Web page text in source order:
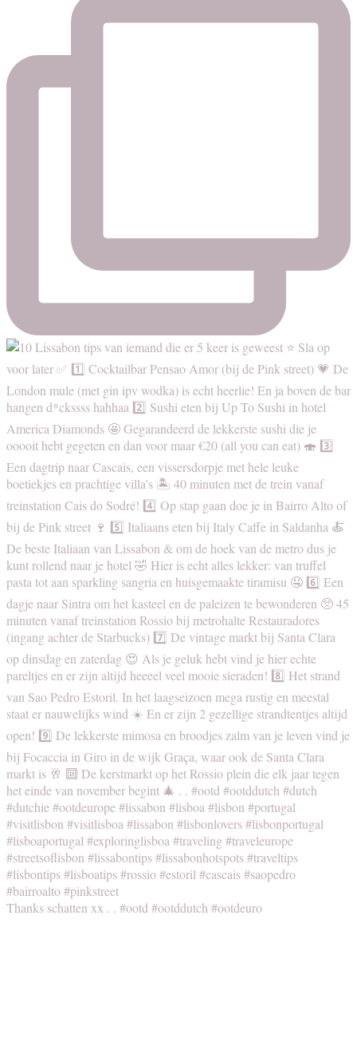
Thanks schatten xx . . #ootd #ootddutch #ootdeuro